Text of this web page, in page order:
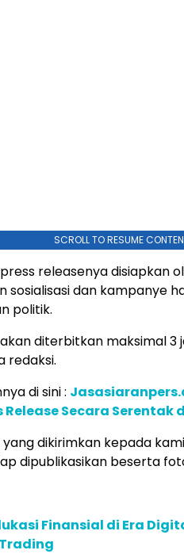
SCROLL TO RESUME
releasenya disiapkan
sosialisasi dan kampanye
politik.
akan diterbitkan maksimal
redaksi.
di sini :
Release Secara Serentak
yang dikirimkan kepada
dipublikasikan beserta
Finansial di Era